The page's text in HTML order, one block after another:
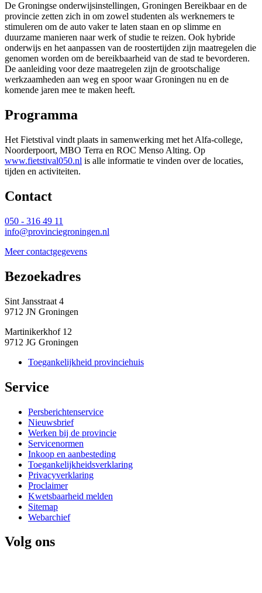
De Groningse onderwijsinstellingen, Groningen Bereikbaar en de
provincie zetten zich in om zowel studenten als werknemers te
stimuleren om de auto vaker te laten staan en op slimme en
duurzame manieren naar werk of studie te reizen. Ook hybride
onderwijs en het aanpassen van de roostertijden zijn maatregelen die
genomen worden om de bereikbaarheid van de stad te bevorderen.
De aanleiding voor deze maatregelen zijn de grootschalige
werkzaamheden aan weg en spoor waar Groningen nu en de
komende jaren mee te maken heeft.
Programma
Het Fietstival vindt plaats in samenwerking met het Alfa-college,
Noorderpoort, MBO Terra en ROC Menso Alting. Op
www.fietstival050.nl is alle informatie te vinden over de locaties,
tijden en activiteiten.
Contact
050 - 316 49 11
info@provinciegroningen.nl
Meer contactgegevens
Bezoekadres
Sint Jansstraat 4
9712 JN Groningen
Martinikerkhof 12
9712 JG Groningen
Toegankelijkheid provinciehuis
Service
Persberichtenservice
Nieuwsbrief
Werken bij de provincie
Servicenormen
Inkoop en aanbesteding
Toegankelijkheidsverklaring
Privacyverklaring
Proclaimer
Kwetsbaarheid melden
Sitemap
Webarchief
Volg ons